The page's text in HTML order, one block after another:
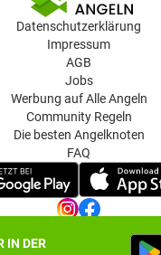
IN DER
Datenschutzerklärung
Impressum
AGB
Jobs
Werbung auf Alle Angeln
Community Regeln
Die besten Angelknoten
FAQ
Einstellungen